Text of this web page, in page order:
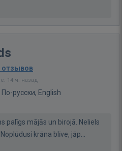
отзывов
14 ч. назад
русски, English
palīgs mājās un birojā. Neliels
krāna blīve, jāp...